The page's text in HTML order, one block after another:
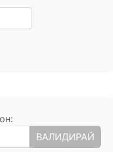
ВАЛИДИРАЙ